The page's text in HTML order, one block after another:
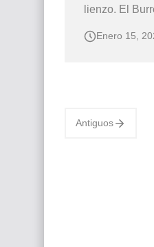
lienzo. El
pintados al
Enero 15,
Antiguos